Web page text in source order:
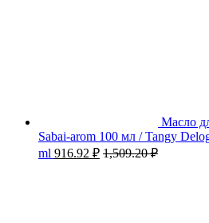
Масло
Sabai-arom 100 мл / Tangy
ml 916.92 ₽ 1,509.20₽